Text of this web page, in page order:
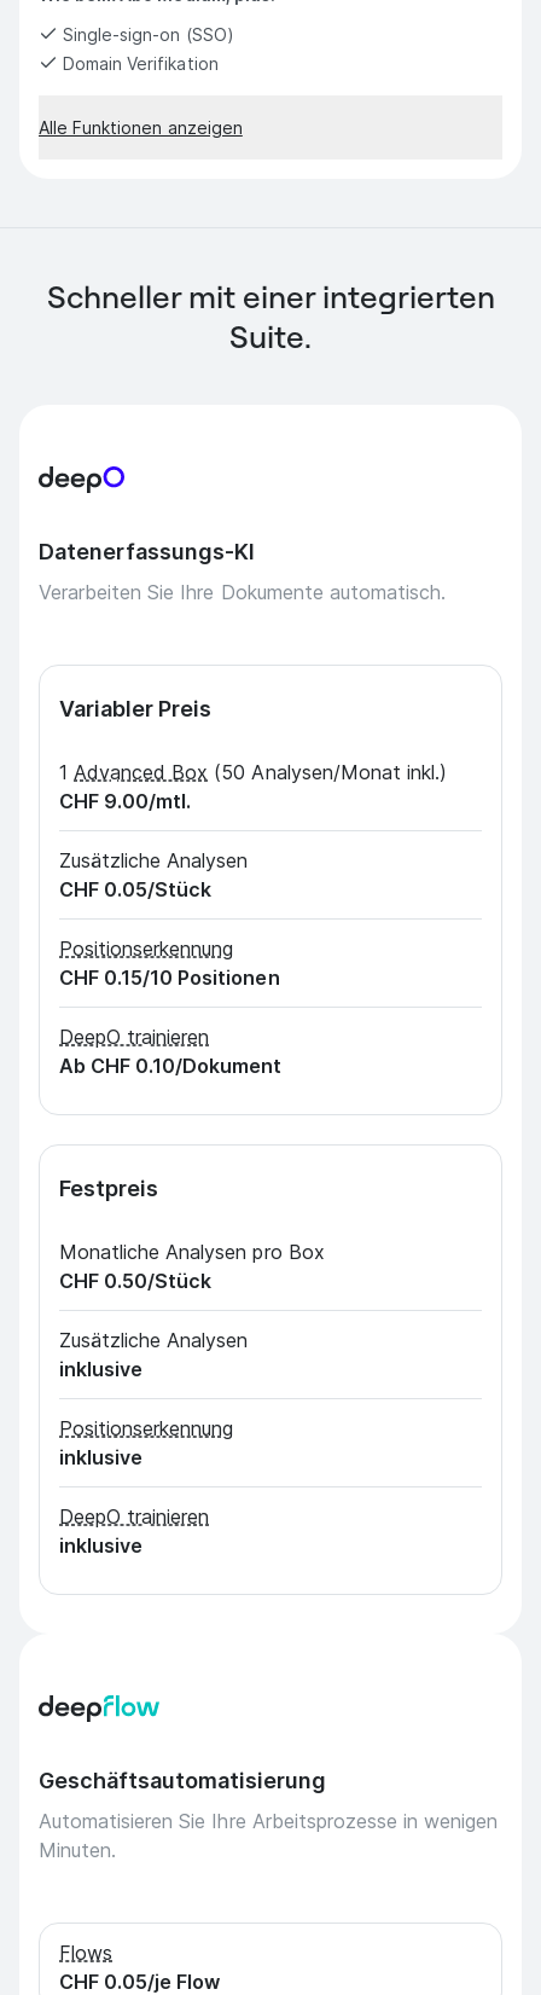
Single-sign-on (SSO)
Domain Verifikation
Alle Funktionen anzeigen
Schneller mit einer integrierten
Suite.
Datenerfassungs-KI
Verarbeiten Sie Ihre Dokumente automatisch.
Variabler Preis
1 Advanced Box (50 Analysen/Monat inkl.)
CHF 9.00/mtl.
Zusätzliche Analysen
CHF 0.05/Stück
Positionserkennung
CHF 0.15/10 Positionen
DeepO trainieren
Ab CHF 0.10/Dokument
Festpreis
Monatliche Analysen pro Box
CHF 0.50/Stück
Zusätzliche Analysen
inklusive
Positionserkennung
inklusive
DeepO trainieren
inklusive
Geschäftsautomatisierung
Automatisieren Sie Ihre Arbeitsprozesse in wenigen
Minuten.
Flows
CHF 0.05/je Flow